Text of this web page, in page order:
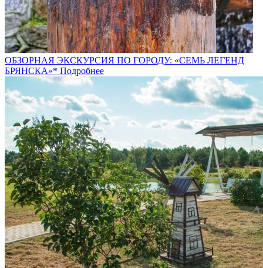
ОБЗОРНАЯ ЭКСКУРСИЯ ПО ГОРОДУ: «СЕМЬ ЛЕГЕНД
БРЯНСКА»* Подробнее